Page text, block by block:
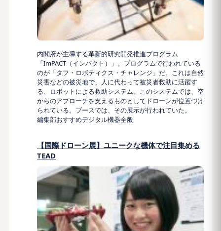
内閣府が主導する革新的研究開発推進プログラム
「ImPACT（インパクト）」。プログラムで行われている
のが「タフ・ロボティクス・チャレンジ」だ。これは自然
災害などの被災地で、人に代わって被災者救助に活躍す
る、ロボットによる救助システム。このシステムでは、空
からのアプローチを支えるものとしてドローンが位置づけ
られている。ブースでは、その展示が行われていた。
編集部おすすめデジタル機器全般
【国際ドローン展】ユニークな機体で注目集める
TEAD